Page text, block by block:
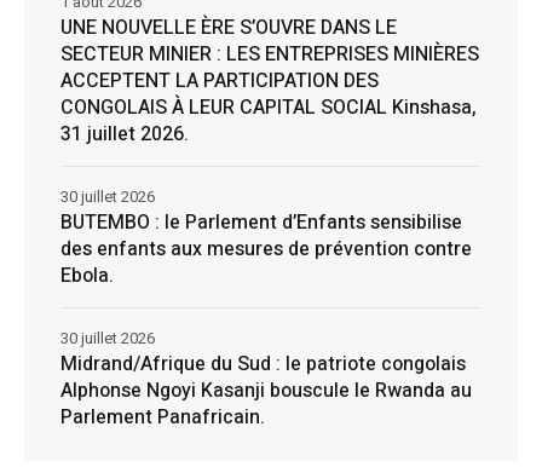
UNE NOUVELLE ÈRE S’OUVRE DANS LE
SECTEUR MINIER : LES ENTREPRISES MINIÈRES
ACCEPTENT LA PARTICIPATION DES
CONGOLAIS À LEUR CAPITAL SOCIAL Kinshasa,
31 juillet 2026.
BUTEMBO : le Parlement d’Enfants sensibilise
des enfants aux mesures de prévention contre
Ebola.
30 juillet 2026
Midrand/Afrique du Sud : le patriote congolais
Alphonse Ngoyi Kasanji bouscule le Rwanda au
Parlement Panafricain.
30 juillet 2026